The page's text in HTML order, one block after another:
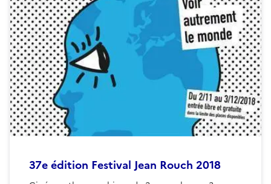
37e édition Festival Jean Rouch 2018